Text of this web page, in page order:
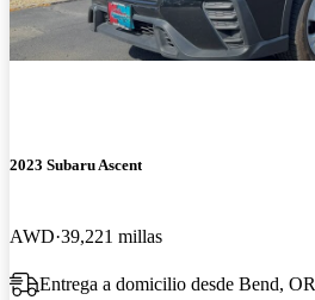
2023 Subaru Ascent
AWD 39,221 millas
Entrega a domicilio desde Bend, OR